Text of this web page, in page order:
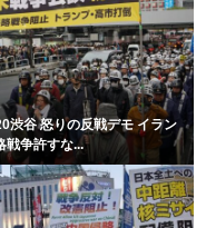
渋谷 怒りの反戦デモ イラン
戦争許すな...